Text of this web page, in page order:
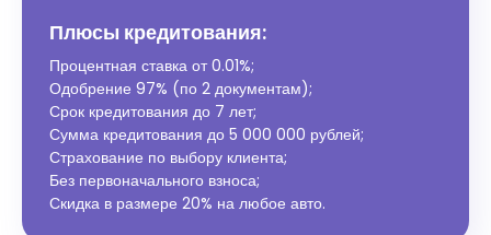
Плюсы кредитования:
Процентная ставка от0.01%;
Одобрение 97% (по 2 документам);
Срок кредитования до 7 лет;
Сумма кредитования до 5 000 000 рублей;
Страхование по выбору клиента;
Без первоначального взноса;
Скидка в размере 20% на любое авто.